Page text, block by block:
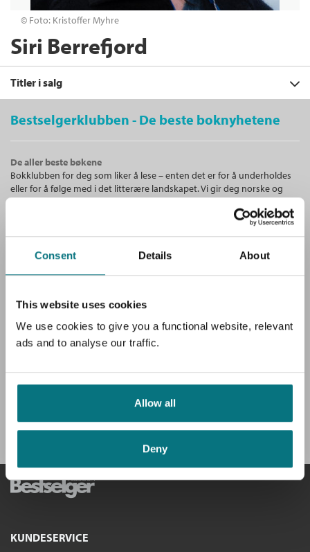
Consent Details About
This website uses cookies
We use cookies to give you a functional website, relevant
ads and to analyse our traffic.
Allow all
Deny
© Foto: Kristoffer Myhre
Siri Berrefjord
Titler i salg
KATEGORI +
Alle
+
SPRÅK +
Alle
Bokmål (1)
Redesign
Connie Riiser Berge,Siri Berrefjordog
Ikke medlem
Kjøp
Siri Berrefjord og Marianne Vigneau
Connie Riiser Berge
Kjøp
Sendes fra oss i løpet av 1-3 arbeidsdager.
Bestselgerklubben - De beste boknyhetene
De aller beste bøkene
Bokklubben for deg som liker å lese – enten det er for å underholdes
eller for å følge med i det litterære landskapet. Vi gir deg norske og
internasjonale bestselgere!
Som medlem i Bestselgerklubben får du en rekke supre tilbud med
Gratis medlemsblad
Du mottar klubbens medlemsblad GRATIS, med en fyldig presentasjon
av hovedboken, intervjuer og anbefalinger.
Få velkomstgave og 3 bøker GRATIS*!
BLI MEDLEM I DAG
KUNDESERVICE